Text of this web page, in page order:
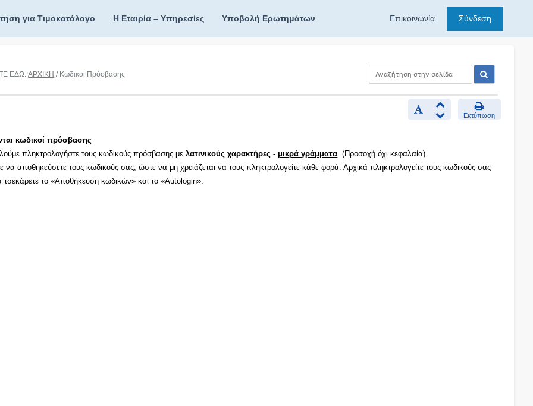
για Τιμοκατάλογο Η Εταιρία – Υπηρεσίες Υποβολή Ερωτημάτων Επικοινωνία Σύνδεση
ΕΔΩ:ΑΡΧΙΚΗ / Κωδικοί Πρόσβασης
Εκτύπωση
κωδικοί πρόσβασης
πληκτρολογήστε τους κωδικούς πρόσβασης μελατινικούς χαρακτήρες - μικρά γράμματα (Προσοχή όχι κεφαλαία).
να αποθηκεύσετε τους κωδικούς σας, ώστε να μη χρειάζεται να τους πληκτρολογείτε κάθε φορά: Αρχικά πληκτρολογείτε τους κωδικούς σας
τσεκάρετε το «Αποθήκευση κωδικών» και το «Autologin».